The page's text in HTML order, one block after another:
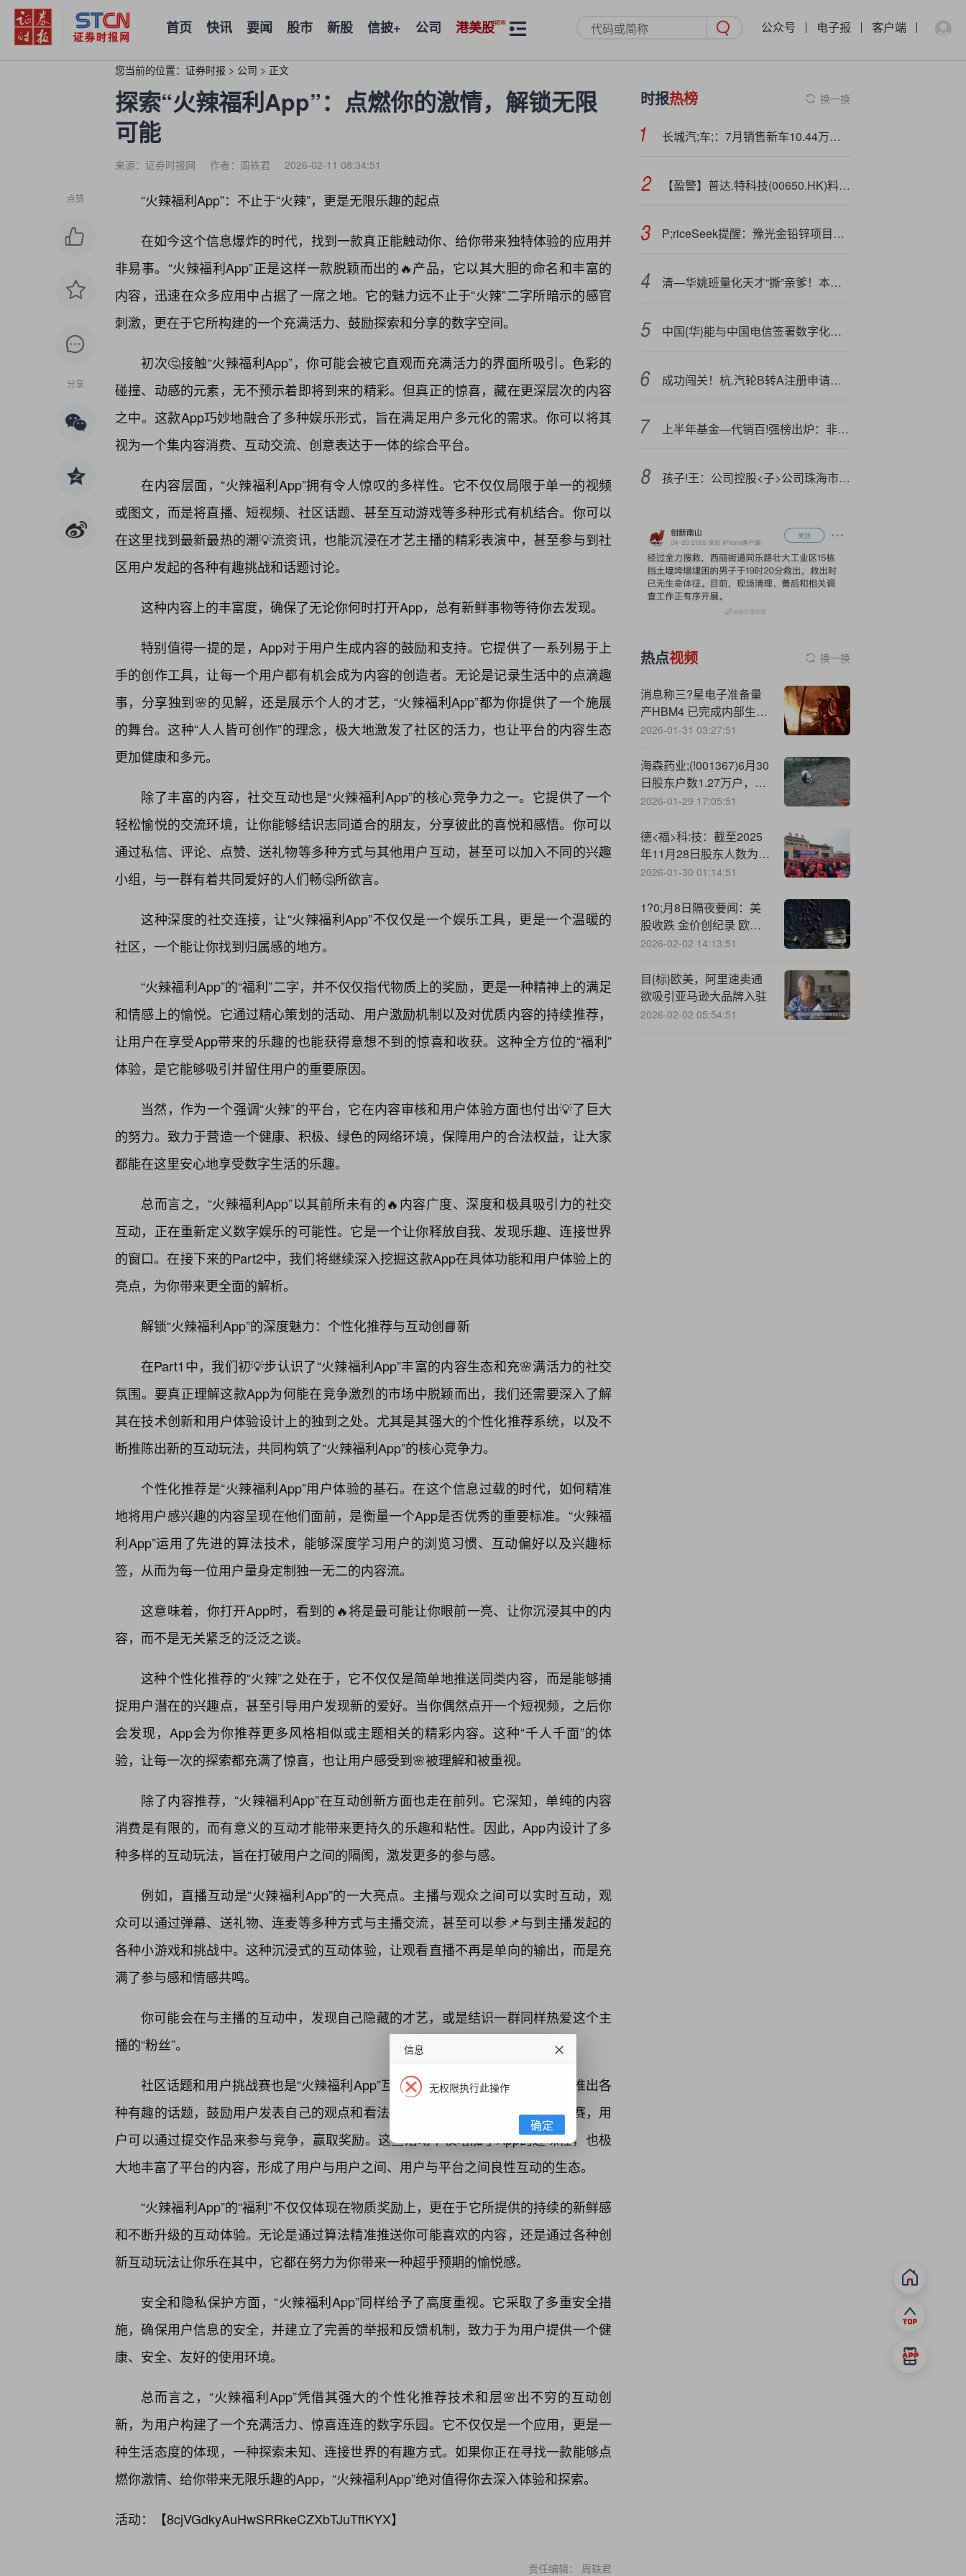
首页 快讯 要闻 股市 新股 信披+ 公司 港美股 公众号 电子报 客户端
您当前的位置： 证券时报 > 公司 > 正文
探索“火辣福利App”：点燃你的激情，解锁无限
可能
来源：证券时报网 作者：周轶君 2026-02-11 08:34:51
点赞
分享
“火辣福利App”：不止于“火辣”，更是无限乐趣的起点
在如今这个信息爆炸的时代，找到一款真正能触动你、给你带来独特体验的应用并
非易事。“火辣福利App”正是这样一款脱颖而出的🔥产品，它以其大胆的命名和丰富的
内容，迅速在众多应用中占据了一席之地。它的魅力远不止于“火辣”二字所暗示的感官
刺激，更在于它所构建的一个充满活力、鼓励探索和分享的数字空间。
初次🤔接触“火辣福利App”，你可能会被它直观而充满活力的界面所吸引。色彩的
碰撞、动感的元素，无不预示着即将到来的精彩。但真正的惊喜，藏在更深层次的内容
之中。这款App巧妙地融合了多种娱乐形式，旨在满足用户多元化的需求。你可以将其
视为一个集内容消费、互动交流、创意表达于一体的综合平台。
在内容层面，“火辣福利App”拥有令人惊叹的多样性。它不仅仅局限于单一的视频
或图文，而是将直播、短视频、社区话题、甚至互动游戏等多种形式有机结合。你可以
在这里找到最新最热的潮💡流资讯，也能沉浸在才艺主播的精彩表演中，甚至参与到社
区用户发起的各种有趣挑战和话题讨论。
这种内容上的丰富度，确保了无论你何时打开App，总有新鲜事物等待你去发现。
特别值得一提的是，App对于用户生成内容的鼓励和支持。它提供了一系列易于上
手的创作工具，让每一个用户都有机会成为内容的创造者。无论是记录生活中的点滴趣
事，分享独到🌸的见解，还是展示个人的才艺，“火辣福利App”都为你提供了一个施展
的舞台。这种“人人皆可创作”的理念，极大地激发了社区的活力，也让平台的内容生态
更加健康和多元。
除了丰富的内容，社交互动也是“火辣福利App”的核心竞争力之一。它提供了一个
轻松愉悦的交流环境，让你能够结识志同道合的朋友，分享彼此的喜悦和感悟。你可以
通过私信、评论、点赞、送礼物等多种方式与其他用户互动，甚至可以加入不同的兴趣
小组，与一群有着共同爱好的人们畅🤔所欲言。
这种深度的社交连接，让“火辣福利App”不仅仅是一个娱乐工具，更是一个温暖的
社区，一个能让你找到归属感的地方。
“火辣福利App”的“福利”二字，并不仅仅指代物质上的奖励，更是一种精神上的满足
和情感上的愉悦。它通过精心策划的活动、用户激励机制以及对优质内容的持续推荐，
让用户在享受App带来的乐趣的也能获得意想不到的惊喜和收获。这种全方位的“福利”
体验，是它能够吸引并留住用户的重要原因。
当然，作为一个强调“火辣”的平台，它在内容审核和用户体验方面也付出💡了巨大
的努力。致力于营造一个健康、积极、绿色的网络环境，保障用户的合法权益，让大家
都能在这里安心地享受数字生活的乐趣。
总而言之，“火辣福利App”以其前所未有的🔥内容广度、深度和极具吸引力的社交
互动，正在重新定义数字娱乐的可能性。它是一个让你释放自我、发现乐趣、连接世界
的窗口。在接下来的Part2中，我们将继续深入挖掘这款App在具体功能和用户体验上的
亮点，为你带来更全面的解析。
解锁“火辣福利App”的深度魅力：个性化推荐与互动创📘新
在Part1中，我们初💡步认识了“火辣福利App”丰富的内容生态和充🌸满活力的社交
氛围。要真正理解这款App为何能在竞争激烈的市场中脱颖而出，我们还需要深入了解
其在技术创新和用户体验设计上的独到之处。尤其是其强大的个性化推荐系统，以及不
断推陈出新的互动玩法，共同构筑了“火辣福利App”的核心竞争力。
个性化推荐是“火辣福利App”用户体验的基石。在这个信息过载的时代，如何精准
地将用户感兴趣的内容呈现在他们面前，是衡量一个App是否优秀的重要标准。“火辣福
利App”运用了先进的算法技术，能够深度学习用户的浏览习惯、互动偏好以及兴趣标
签，从而为每一位用户量身定制独一无二的内容流。
这意味着，你打开App时，看到的🔥将是最可能让你眼前一亮、让你沉浸其中的内
容，而不是无关紧乏的泛泛之谈。
这种个性化推荐的“火辣”之处在于，它不仅仅是简单地推送同类内容，而是能够捕
捉用户潜在的兴趣点，甚至引导用户发现新的爱好。当你偶然点开一个短视频，之后你
会发现，App会为你推荐更多风格相似或主题相关的精彩内容。这种“千人千面”的体
验，让每一次的探索都充满了惊喜，也让用户感受到🌸被理解和被重视。
除了内容推荐，“火辣福利App”在互动创新方面也走在前列。它深知，单纯的内容
消费是有限的，而有意义的互动才能带来更持久的乐趣和粘性。因此，App内设计了多
种多样的互动玩法，旨在打破用户之间的隔阂，激发更多的参与感。
例如，直播互动是“火辣福利App”的一大亮点。主播与观众之间可以实时互动，观
众可以通过弹幕、送礼物、连麦等多种方式与主播交流，甚至可以参📌与到主播发起的
各种小游戏和挑战中。这种沉浸式的互动体验，让观看直播不再是单向的输出，而是充
满了参与感和情感共鸣。
你可能会在与主播的互动中，发现自己隐藏的才艺，或是结识一群同样热爱这个主
播的“粉丝”。
社区话题和用户挑战赛也是“火辣福利App”互动创新的重要体现。App会定期推出各
种有趣的话题，鼓励用户发表自己的观点和看法；也会发起各种创意十足的挑战赛，用
户可以通过提交作品来参与竞争，赢取奖励。这些活动不仅增加了App的趣味性，也极
大地丰富了平台的内容，形成了用户与用户之间、用户与平台之间良性互动的生态。
“火辣福利App”的“福利”不仅仅体现在物质奖励上，更在于它所提供的持续的新鲜感
和不断升级的互动体验。无论是通过算法精准推送你可能喜欢的内容，还是通过各种创
新互动玩法让你乐在其中，它都在努力为你带来一种超乎预期的愉悦感。
安全和隐私保护方面，“火辣福利App”同样给予了高度重视。它采取了多重安全措
施，确保用户信息的安全，并建立了完善的举报和反馈机制，致力于为用户提供一个健
康、安全、友好的使用环境。
总而言之，“火辣福利App”凭借其强大的个性化推荐技术和层🌸出不穷的互动创
新，为用户构建了一个充满活力、惊喜连连的数字乐园。它不仅仅是一个应用，更是一
种生活态度的体现，一种探索未知、连接世界的有趣方式。如果你正在寻找一款能够点
燃你激情、给你带来无限乐趣的App，“火辣福利App”绝对值得你去深入体验和探索。
活动：【8cjVGdkyAuHwSRRkeCZXbTJuTftKYX】
责任编辑： 周轶君
时报热榜 换一换
长城汽;车;：7月销售新车10.44万辆，同比增长14.34%
【盈警】普达.特科技(00650.HK)料中期股东应占亏损收窄至8770万港元
P;riceSeek提醒：豫光金铅锌项目开工 产能增75万吨
清—华姚班量化天才“撕”亲爹！本人最新发声...
中国{华}能与中国电信签署数字化转型合作框架协议
成功闯关！杭.汽轮B转A注册申请获证监会批复
上半年基金—代销百!强榜出炉：非货币基金保有规模首破10万亿
孩子!王：公司控股<子>公司珠海市丝域实业发展有限公司正式更名为珠海市丝域生物技术发展有限公司
热点视频 换一换
消息称三?星电子准备量
产HBM4 已完成内部生产
准备许可
2026-01-31 03:27:51
海森药业;(!001367)6月30
日股东户数1.27万户，较
上期增加28.18%
2026-01-29 17:05:51
德<福>科:技：截至2025
年11月28日股东人数为
45552户
2026-01-30 01:14:51
1?0;月8日隔夜要闻：美
股收跌 金价创纪录 欧盟
拟将钢铁关税提高至50%
ModelY
2026-02-02 14:13:51
目{标}欧美，阿里速卖通
欲吸引亚马逊大品牌入驻
2026-02-02 05:54:51
信息
无权限执行此操作
确定